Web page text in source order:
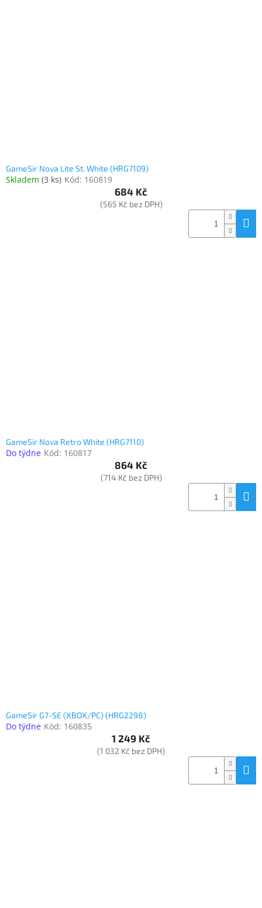
GameSir Nova Lite St. White (HRG7109)
Skladem (3 ks) Kód: 160819
684 Kč
(565 Kč bez DPH)
GameSir Nova Retro White (HRG7110)
Do týdne Kód: 160817
864 Kč
(714 Kč bez DPH)
GameSir G7-SE (XBOX/PC) (HRG2298)
Do týdne Kód: 160835
1 249 Kč
(1 032 Kč bez DPH)